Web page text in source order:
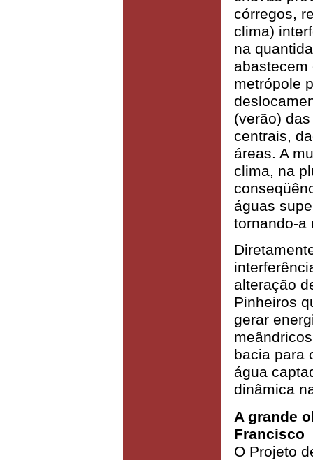
córregos,
clima)
na
metrópole
(verão)
centrais,
áreas. A
clima, na
águas
tornando-a
alteração
Pinheiros
gerar
bacia para
água
dinâmica
A grande
Francisco
O Projeto